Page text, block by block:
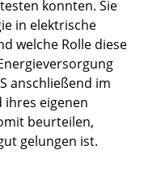
konnten. Sie
in elektrische
welche Rolle diese
anschließend im
eigenen
beurteilen,
gelungen ist.